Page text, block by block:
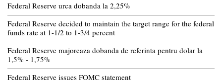
Federal Reserve urca dobanda la 2,25%
Federal Reserve decided to maintain the target range for the federal
funds rate at 1-1/2 to 1-3/4 percent
Federal Reserve majoreaza dobanda de referinta pentru dolar la
1,5% - 1,75%
Federal Reserve issues FOMC statement